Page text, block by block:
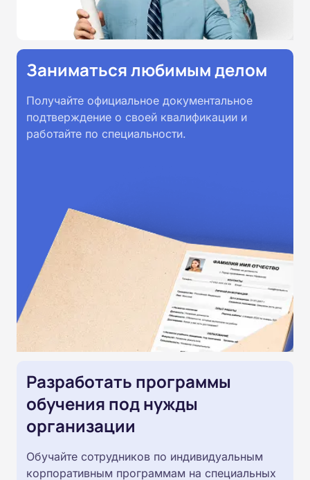
Заниматься любимым делом
Получайте официальное документальное
подтверждение о своей квалификации и
работайте по специальности.
Разработать программы
обучения под нужды
организации
Обучайте сотрудников по индивидуальным
корпоративным программам на специальных